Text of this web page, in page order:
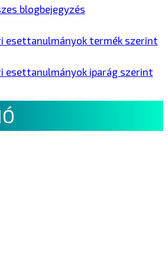
blogbejegyzés
esettanulmányok termék szerint
esettanulmányok iparág szerint